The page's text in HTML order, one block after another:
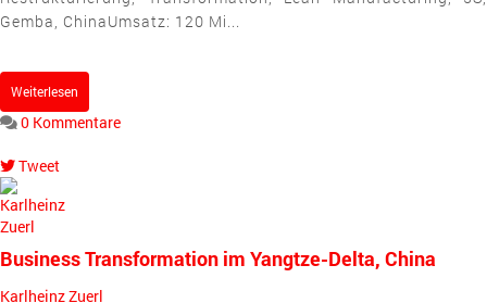
Gemba, ChinaUmsatz: 120 Mi...
Weiterlesen
0 Kommentare
Tweet
pinterest
Business Transformation im Yangtze-Delta, China
Karlheinz Zuerl